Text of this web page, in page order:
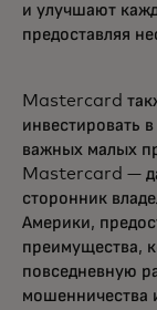
и улучшают
предоставляя
Mastercard
инвестировать
важных малых
Mastercard —
сторонник
Америки,
преимущества,
повседневную
мошенничества